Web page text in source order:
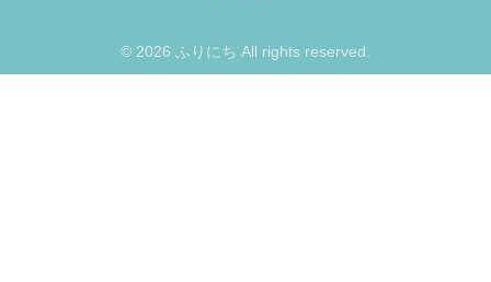
© 2026 ふりにち All rights reserved.